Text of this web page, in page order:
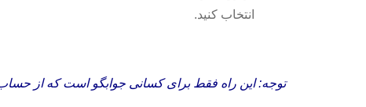
انتخاب کنید.
توجه: این راه فقط برای کسانی جوابگو است که از